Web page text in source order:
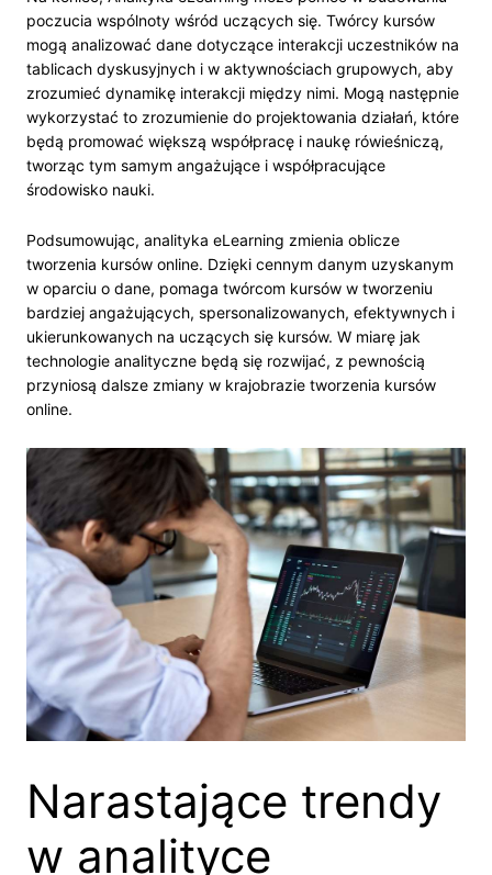
poczucia wspólnoty wśród uczących się. Twórcy kursów
mogą analizować dane dotyczące interakcji uczestników na
tablicach dyskusyjnych i w aktywnościach grupowych, aby
zrozumieć dynamikę interakcji między nimi. Mogą następnie
wykorzystać to zrozumienie do projektowania działań, które
będą promować większą współpracę i naukę rówieśniczą,
tworząc tym samym angażujące i współpracujące
środowisko nauki.
Podsumowując, analityka eLearning zmienia oblicze
tworzenia kursów online. Dzięki cennym danym uzyskanym
w oparciu o dane, pomaga twórcom kursów w tworzeniu
bardziej angażujących, spersonalizowanych, efektywnych i
ukierunkowanych na uczących się kursów. W miarę jak
technologie analityczne będą się rozwijać, z pewnością
przyniosą dalsze zmiany w krajobrazie tworzenia kursów
online.
Narastające trendy
w analityce